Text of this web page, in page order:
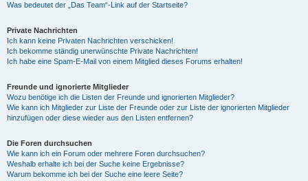
Was bedeutet der „Das Team“-Link auf der Startseite?
Private Nachrichten
Ich kann keine Privaten Nachrichten verschicken!
Ich bekomme ständig unerwünschte Private Nachrichten!
Ich habe eine Spam-E-Mail von einem Mitglied dieses Forums erhalten!
Freunde und ignorierte Mitglieder
Wozu benötige ich die Listen der Freunde und ignorierten Mitglieder?
Wie kann ich Mitglieder zur Liste der Freunde oder zur Liste der ignorierten Mitglieder
hinzufügen oder diese wieder aus den Listen entfernen?
Die Foren durchsuchen
Wie kann ich ein Forum oder mehrere Foren durchsuchen?
Weshalb erhalte ich bei der Suche keine Ergebnisse?
Warum bekomme ich bei der Suche eine leere Seite?